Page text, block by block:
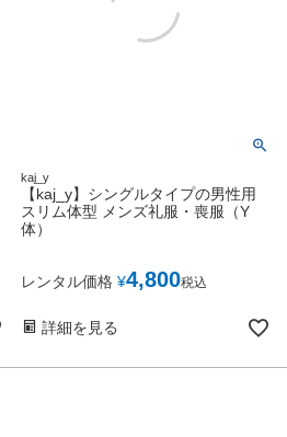
kaj_y
【kaj_y】シングルタイプの男性用
スリム体型 メンズ礼服・喪服（Y
体）
レンタル価格 ¥4,800税込
詳細を見る